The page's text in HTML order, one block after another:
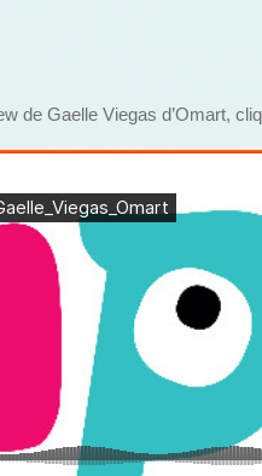
de Gaelle Viegas d’Omart,